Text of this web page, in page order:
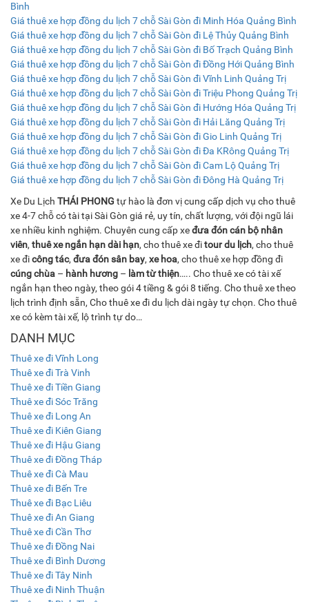
Bình
Giá thuê xe hợp đồng du lịch 7 chỗ Sài Gòn đi Minh Hóa Quảng Bình
Giá thuê xe hợp đồng du lịch 7 chỗ Sài Gòn đi Lệ Thủy Quảng Bình
Giá thuê xe hợp đồng du lịch 7 chỗ Sài Gòn đi Bố Trạch Quảng Bình
Giá thuê xe hợp đồng du lịch 7 chỗ Sài Gòn đi Đồng Hới Quảng Bình
Giá thuê xe hợp đồng du lịch 7 chỗ Sài Gòn đi Vĩnh Linh Quảng Trị
Giá thuê xe hợp đồng du lịch 7 chỗ Sài Gòn đi Triệu Phong Quảng Trị
Giá thuê xe hợp đồng du lịch 7 chỗ Sài Gòn đi Hướng Hóa Quảng Trị
Giá thuê xe hợp đồng du lịch 7 chỗ Sài Gòn đi Hải Lăng Quảng Trị
Giá thuê xe hợp đồng du lịch 7 chỗ Sài Gòn đi Gio Linh Quảng Trị
Giá thuê xe hợp đồng du lịch 7 chỗ Sài Gòn đi Đa KRông Quảng Trị
Giá thuê xe hợp đồng du lịch 7 chỗ Sài Gòn đi Cam Lộ Quảng Trị
Giá thuê xe hợp đồng du lịch 7 chỗ Sài Gòn đi Đông Hà Quảng Trị
Xe Du Lịch THÁI PHONG tự hào là đơn vị cung cấp dịch vụ cho thuê
xe 4-7 chỗ có tài tại Sài Gòn giá rẻ, uy tín, chất lượng, với đội ngũ lái
xe nhiều kinh nghiệm. Chuyên cung cấp xeđưa đón cán bộ nhân
viên, thuê xe ngắn hạn dài hạn, cho thuê xe đitour du lịch, cho thuê
xe đicông tác, đưa đón sân bay, xe hoa, cho thuê xe hợp đồng đi
cúng chùa – hành hương – làm từ thiện….. Cho thuê xe có tài xế
ngắn hạn theo ngày, theo gói 4 tiềng & gói 8 tiếng. Cho thuê xe theo
lịch trình định sẵn, Cho thuê xe đi du lịch dài ngày tự chọn. Cho thuê
xe có kèm tài xế, lộ trình tự do…
DANH MỤC
Thuê xe đi Vĩnh Long
Thuê xe đi Trà Vinh
Thuê xe đi Tiền Giang
Thuê xe đi Sóc Trăng
Thuê xe đi Long An
Thuê xe đi Kiên Giang
Thuê xe đi Hậu Giang
Thuê xe đi Đồng Tháp
Thuê xe đi Cà Mau
Thuê xe đi Bến Tre
Thuê xe đi Bạc Liêu
Thuê xe đi An Giang
Thuê xe đi Cần Thơ
Thuê xe đi Đồng Nai
Thuê xe đi Bình Dương
Thuê xe đi Tây Ninh
Thuê xe đi Ninh Thuận